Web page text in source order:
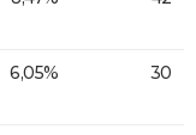
6,05% 30